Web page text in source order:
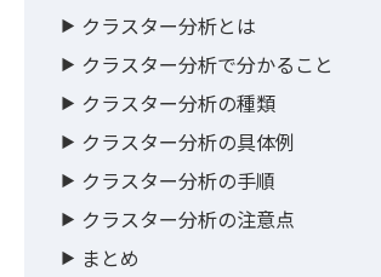
クラスター分析とは
クラスター分析で分かること
クラスター分析の種類
クラスター分析の具体例
クラスター分析の手順
クラスター分析の注意点
まとめ